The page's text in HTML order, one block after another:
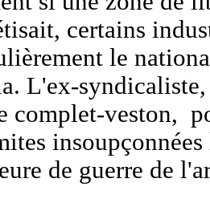
certains
le
L'ex-
complet-veston,
de guerre de